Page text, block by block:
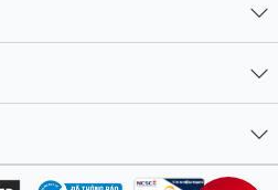
khuếch đại Class AB
chính xác, ổn định và đồng đều
giữa hiệu suất mạnh mẽ và chất âm